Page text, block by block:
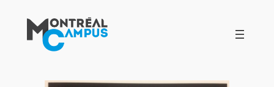
contenu